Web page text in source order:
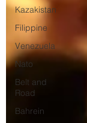
Kazakistan
Filippine
Venezuela
Nato
Belt and
Road
Bahrein